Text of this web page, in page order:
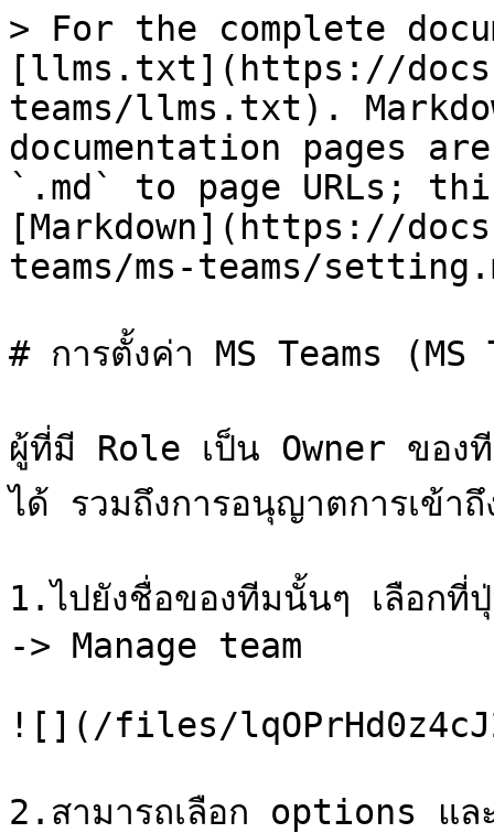
> For the complete
[llms.txt](https://
teams/llms.txt).
documentation pages
`.md` to page URLs;
[Markdown](https://
teams/ms-teams/
# การตั้งค่า MS Teams
ผู้ที่มี Role เป็น Owner ของ
ได้ รวมถึงการอนุญาตการเข้า
1.ไปยังชื่อของทีมนั้นๆ เลือ
-> Manage team
![](/files/
2.สามารถเลือก options และ